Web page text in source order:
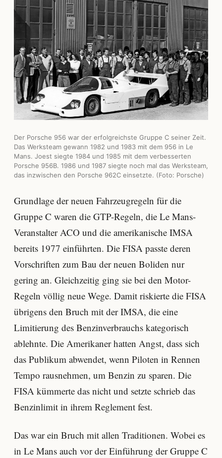
Der Porsche 956 war der erfolgreichste Gruppe C seiner Zeit.
Das Werksteam gewann 1982 und 1983 mit dem 956 in Le
Mans. Joest siegte 1984 und 1985 mit dem verbesserten
Porsche 956B. 1986 und 1987 siegte noch mal das Werksteam,
das inzwischen den Porsche 962C einsetzte. (Foto: Porsche)
Grundlage der neuen Fahrzeugregeln für die
Gruppe C waren die GTP-Regeln, die Le Mans-
Veranstalter ACO und die amerikanische IMSA
bereits 1977 einführten. Die FISA passte deren
Vorschriften zum Bau der neuen Boliden nur
gering an. Gleichzeitig ging sie bei den Motor-
Regeln völlig neue Wege. Damit riskierte die FISA
übrigens den Bruch mit der IMSA, die eine
Limitierung des Benzinverbrauchs kategorisch
ablehnte. Die Amerikaner hatten Angst, dass sich
das Publikum abwendet, wenn Piloten in Rennen
Tempo rausnehmen, um Benzin zu sparen. Die
FISA kümmerte das nicht und setzte schrieb das
Benzinlimit in ihrem Reglement fest.
Das war ein Bruch mit allen Traditionen. Wobei es
in Le Mans auch vor der Einführung der Gruppe C